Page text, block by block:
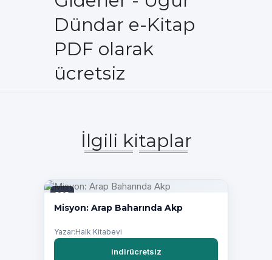
Dündar e-Kitap
PDF olarak
ücretsiz
İlgili kitaplar
PDF
Misyon: Arap Baharında Akp
Yazar:Halk Kitabevi
indirücretsiz